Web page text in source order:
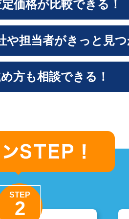
価格が比較できる！
や担当者がきっと見
方も相談できる！